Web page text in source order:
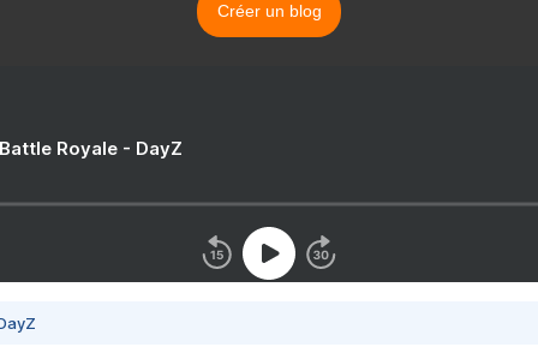
Créer un blog
Royale - DayZ